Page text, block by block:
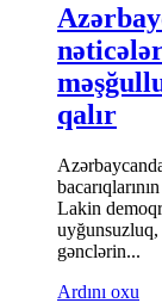
qalır
Lakin
uyğunsuzluq,
gənclərin...
Ardını oxu